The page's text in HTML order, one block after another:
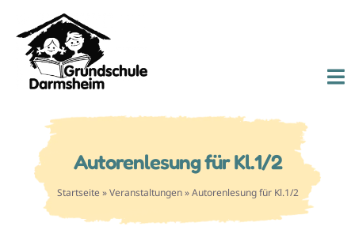
Inhalt
springen
Suche
nach:
Start
Autorenlesung für Kl.1/2
Startseite »Veranstaltungen»Autorenlesung für Kl.1/2